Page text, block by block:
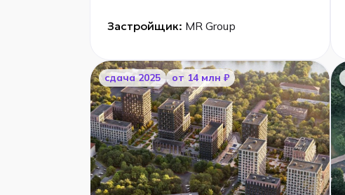
Застройщик: MR Group
cдача 2025 от 14 млн ₽